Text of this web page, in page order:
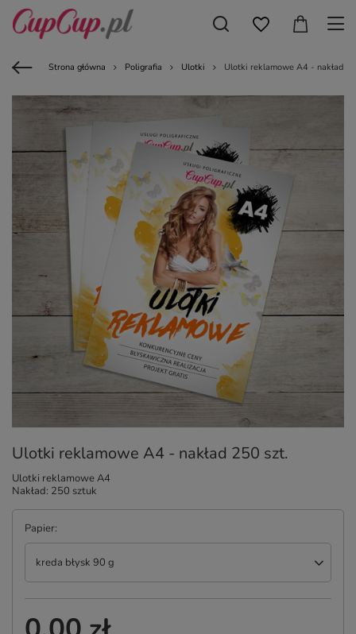
Strona główna Poligrafia Ulotki Ulotki reklamowe A4 - nakład
Ulotki reklamowe A4 - nakład 250 szt.
Ulotki reklamowe A4
Nakład: 250 sztuk
Papier
kreda błysk 90 g